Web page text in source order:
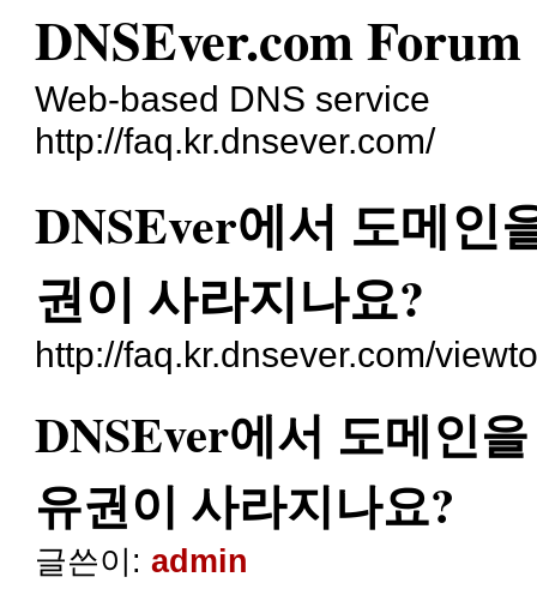
DNSEver.com Forum
Web-based DNS service
http://faq.kr.dnsever.com/
DNSEver에서 도메인
권이 사라지나요?
http://faq.kr.dnsever.com/
DNSEver에서 도메인
유권이 사라지나요?
글쓴이:admin